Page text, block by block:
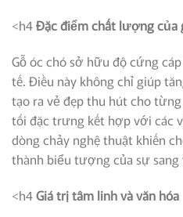
<h4Đặc điểm chất lượng của
Gỗ óc chó sở hữu độ cứng
tế. Điều này không chỉ giúp
tạo ra vẻ đẹp thu hút cho
tối đặc trưng kết hợp với các
dòng chảy nghệ thuật khiến
thành biểu tượng của sự sang
<h4Giá trị tâm linh và văn hóa